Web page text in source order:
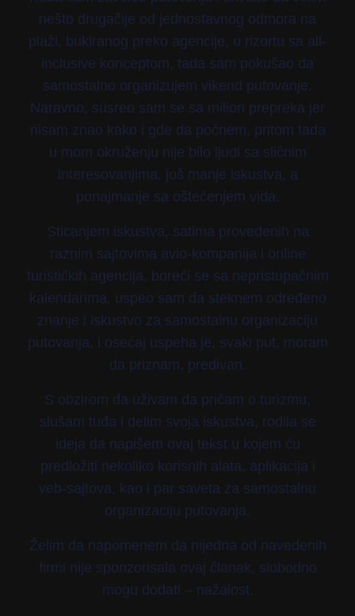
nešto drugačije od jednostavnog odmora na
plaži, bukiranog preko agencije, u rizortu sa all-
inclusive konceptom, tada sam pokušao da
samostalno organizujem vikend putovanje.
Naravno, susreo sam se sa milion prepreka jer
nisam znao kako i gde da počnem, pritom tada
u mom okruženju nije bilo ljudi sa sličnim
interesovanjima, još manje iskustva, a
ponajmanje sa oštećenjem vida.
Sticanjem iskustva, satima provedenih na
raznim sajtovima avio-kompanija i online
turističkih agencija, boreći se sa nepristupačnim
kalendarima, uspeo sam da steknem određeno
znanje i iskustvo za samostalnu organizaciju
putovanja, i osećaj uspeha je, svaki put, moram
da priznam, predivan.
S obzirom da uživam da pričam o turizmu,
slušam tuđa i delim svoja iskustva, rodila se
ideja da napišem ovaj tekst u kojem ću
predložiti nekoliko korisnih alata, aplikacija i
veb-sajtova, kao i par saveta za samostalnu
organizaciju putovanja.
Želim da napomenem da nijedna od navedenih
firmi nije sponzorisala ovaj članak, slobodno
mogu dodati – nažalost.